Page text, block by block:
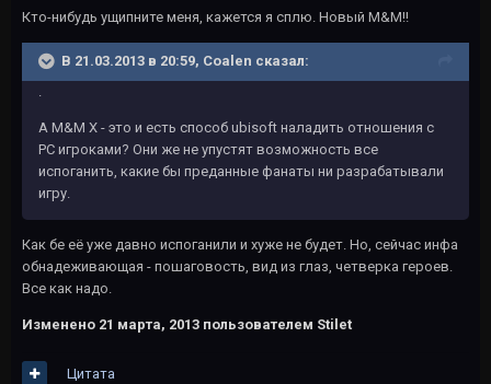
Кто-нибудь ущипните меня, кажется я сплю. Новый M&M!!
В 21.03.2013 в 20:59, Coalen сказал:
.
А M&M X - это и есть способ ubisoft наладить отношения с
PC игроками? Они же не упустят возможность все
испоганить, какие бы преданные фанаты ни разрабатывали
игру.
Как бе её уже давно испоганили и хуже не будет. Но, сейчас инфа
обнадеживающая - пошаговость, вид из глаз, четверка героев.
Все как надо.
Изменено 21 марта, 2013 пользователем Stilet
Цитата